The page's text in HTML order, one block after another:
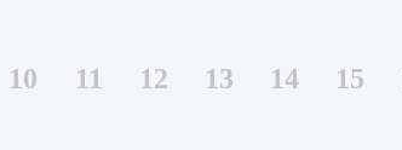
10 11 12 13 14 15